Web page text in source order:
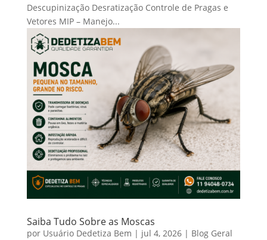
Descupinização Desratização Controle de Pragas e
Vetores MIP – Manejo...
Saiba Tudo Sobre as Moscas
por Usuário Dedetiza Bem | jul 4, 2026| Blog Geral